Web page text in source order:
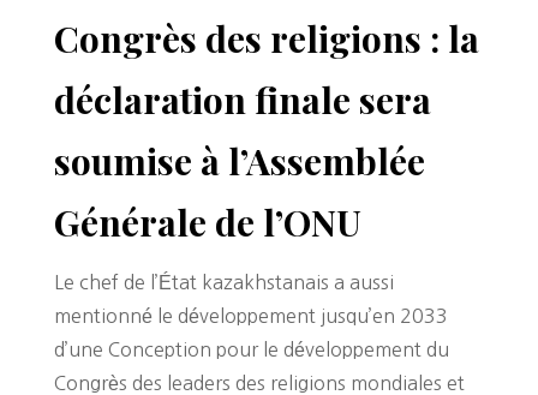
Congrès des religions : la
déclaration finale sera
soumise à l’Assemblée
Générale de l’ONU
Le chef de l’État kazakhstanais a aussi
mentionné le développement jusqu’en 2033
d’une Conception pour le développement du
Congrès des leaders des religions mondiales et